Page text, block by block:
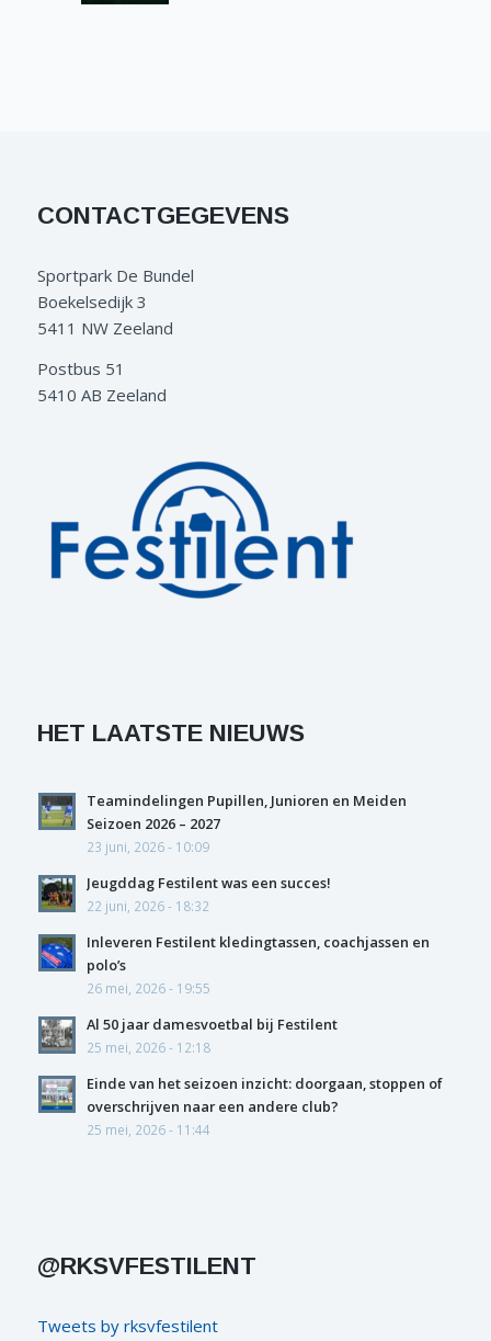
CONTACTGEGEVENS
Sportpark De Bundel
Boekelsedijk 3
5411 NW Zeeland
Postbus 51
5410 AB Zeeland
HET LAATSTE NIEUWS
Teamindelingen Pupillen, Junioren en Meiden
Seizoen 2026 – 2027
23 juni, 2026 - 10:09
Jeugddag Festilent was een succes!
22 juni, 2026 - 18:32
Inleveren Festilent kledingtassen, coachjassen en
polo’s
26 mei, 2026 - 19:55
Al 50 jaar damesvoetbal bij Festilent
25 mei, 2026 - 12:18
Einde van het seizoen inzicht: doorgaan, stoppen of
overschrijven naar een andere club?
25 mei, 2026 - 11:44
@RKSVFESTILENT
Tweets by rksvfestilent